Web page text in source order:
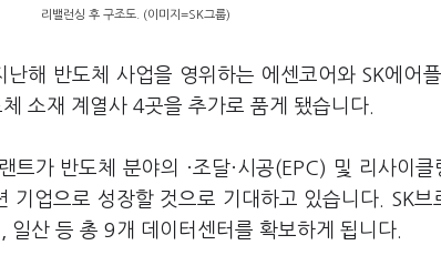
리밸런싱 후 구조도. (이미지=SK그룹)
난해 반도체 사업을 영위하는 에센코어와 SK에어
소재 계열사 4곳을 추가로 품게 됐습니다.
트가 반도체 분야의 ·조달·시공(EPC) 및 리사이
기업으로 성장할 것으로 기대하고 있습니다. SK
일산 등 총 9개 데이터센터를 확보하게 됩니다.